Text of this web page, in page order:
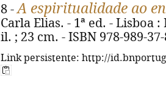
8 -A espiritualidade ao
Carla Elias. - 1ª ed. - Lisboa
il. ; 23 cm. - ISBN 978-989-
Link persistente: http://